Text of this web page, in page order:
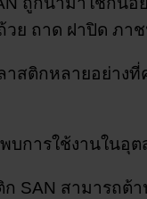
ย ถาด ฝาปิด ภา
สติกหลายอย่างที่
พบการใช้งานในอุ
ก SAN สามารถต้